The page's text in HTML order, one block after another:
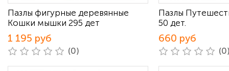
Пазлы фигурные деревянные
Кошки мышки 295 дет
1 195 руб
(0)
Пазлы
50 дет.
660 руб